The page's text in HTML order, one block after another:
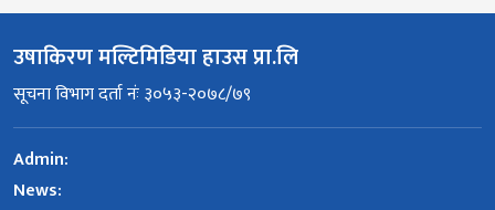
उषाकिरण मल्टिमिडिया हाउस प्रा.लि
सूचना विभाग दर्ता नंः ३०५३-२०७८/७९
Admin:
News: